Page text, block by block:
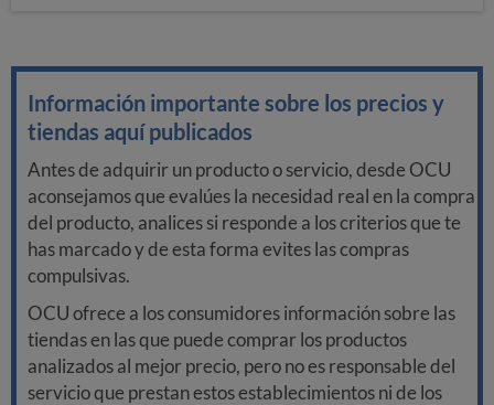
Información importante sobre los precios y
tiendas aquí publicados
Antes de adquirir un producto o servicio, desde OCU
aconsejamos que evalúes la necesidad real en la compra
del producto, analices si responde a los criterios que te
has marcado y de esta forma evites las compras
compulsivas.
OCU ofrece a los consumidores información sobre las
tiendas en las que puede comprar los productos
analizados al mejor precio, pero no es responsable del
servicio que prestan estos establecimientos ni de los